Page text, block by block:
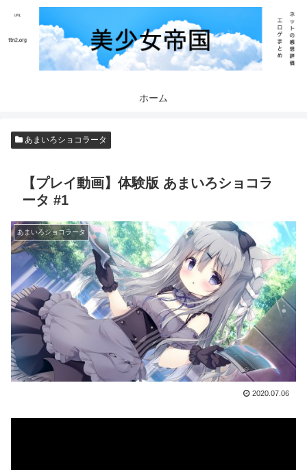
ホーム
あまいろショコラータ
【プレイ動画】体験版 あまいろショコラ
ータ #1
あまいろショコラータ
2020.07.06